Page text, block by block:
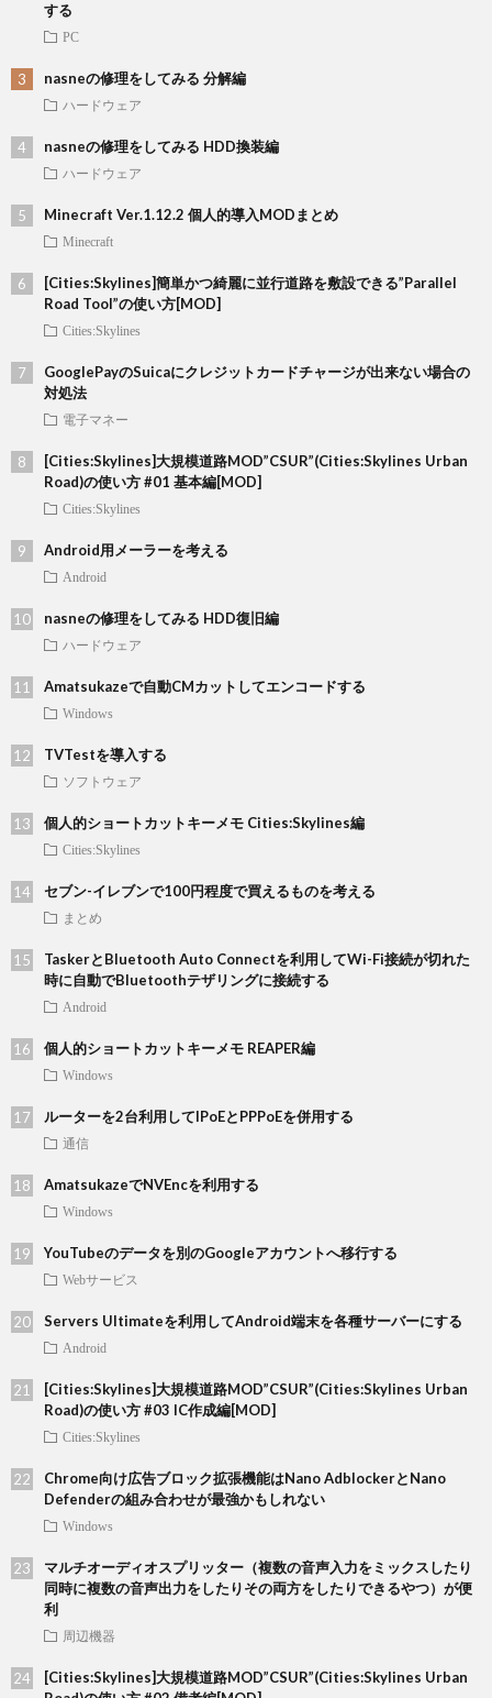
する
PC
nasneの修理をしてみる 分解編
ハードウェア
nasneの修理をしてみる HDD換装編
ハードウェア
Minecraft Ver.1.12.2 個人的導入MODまとめ
Minecraft
[Cities:Skylines]簡単かつ綺麗に並行道路を敷設できる”Parallel
Road Tool”の使い方[MOD]
Cities:Skylines
GooglePayのSuicaにクレジットカードチャージが出来ない場合の
対処法
電子マネー
[Cities:Skylines]大規模道路MOD”CSUR”(Cities:Skylines Urban
Road)の使い方 #01 基本編[MOD]
Cities:Skylines
Android用メーラーを考える
Android
nasneの修理をしてみる HDD復旧編
ハードウェア
Amatsukazeで自動CMカットしてエンコードする
Windows
TVTestを導入する
ソフトウェア
個人的ショートカットキーメモ Cities:Skylines編
Cities:Skylines
セブン-イレブンで100円程度で買えるものを考える
まとめ
TaskerとBluetooth Auto Connectを利用してWi-Fi接続が切れた
時に自動でBluetoothテザリングに接続する
Android
個人的ショートカットキーメモ REAPER編
Windows
ルーターを2台利用してIPoEとPPPoEを併用する
通信
AmatsukazeでNVEncを利用する
Windows
YouTubeのデータを別のGoogleアカウントへ移行する
Webサービス
Servers Ultimateを利用してAndroid端末を各種サーバーにする
Android
[Cities:Skylines]大規模道路MOD”CSUR”(Cities:Skylines Urban
Road)の使い方 #03 IC作成編[MOD]
Cities:Skylines
Chrome向け広告ブロック拡張機能はNano AdblockerとNano
Defenderの組み合わせが最強かもしれない
Windows
マルチオーディオスプリッター（複数の音声入力をミックスしたり
同時に複数の音声出力をしたりその両方をしたりできるやつ）が便
利
周辺機器
[Cities:Skylines]大規模道路MOD”CSUR”(Cities:Skylines Urban